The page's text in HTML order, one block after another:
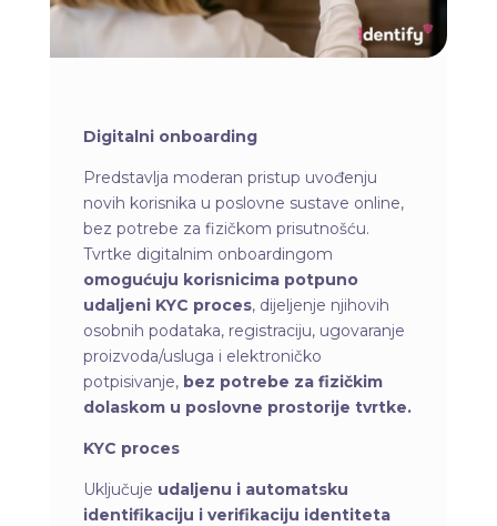
Digitalni onboarding
Predstavlja moderan pristup uvođenju
novih korisnika u poslovne sustave online,
bez potrebe za fizičkom prisutnošću.
Tvrtke digitalnim onboardingom
omogućuju korisnicima potpuno
udaljeni KYC proces, dijeljenje njihovih
osobnih podataka, registraciju, ugovaranje
proizvoda/usluga i elektroničko
potpisivanje, bez potrebe za fizičkim
dolaskom u poslovne prostorije tvrtke.
KYC proces
Uključuje udaljenu i automatsku
identifikaciju i verifikaciju identiteta